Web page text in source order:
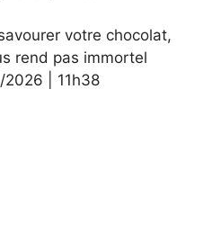
votre chocolat,
rend pas immortel
2026 11h38